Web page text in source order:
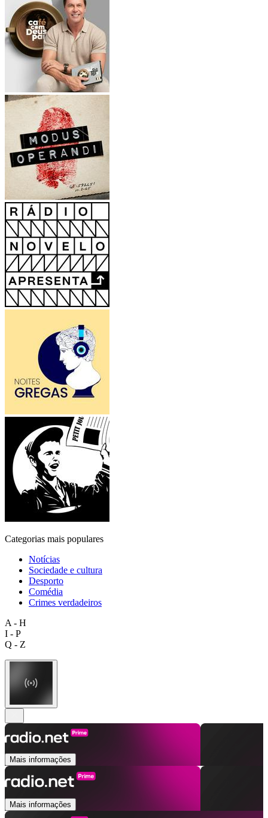
Categorias mais populares
Notícias
Sociedade e cultura
Desporto
Comédia
Crimes verdadeiros
A - H
I - P
Q - Z
Mais informações
Mais informações